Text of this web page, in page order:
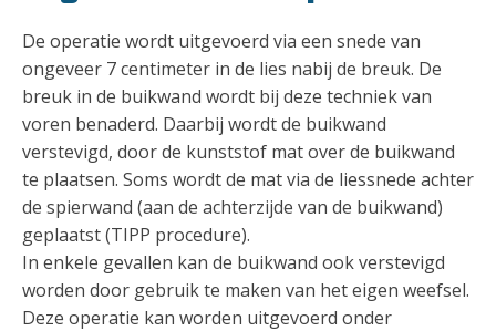
De operatie wordt uitgevoerd via een snede van
ongeveer 7 centimeter in de lies nabij de breuk. De
breuk in de buikwand wordt bij deze techniek van
voren benaderd. Daarbij wordt de buikwand
verstevigd, door de kunststof mat over de buikwand
te plaatsen. Soms wordt de mat via de liessnede achter
de spierwand (aan de achterzijde van de buikwand)
geplaatst (TIPP procedure).
In enkele gevallen kan de buikwand ook verstevigd
worden door gebruik te maken van het eigen weefsel.
Deze operatie kan worden uitgevoerd onder